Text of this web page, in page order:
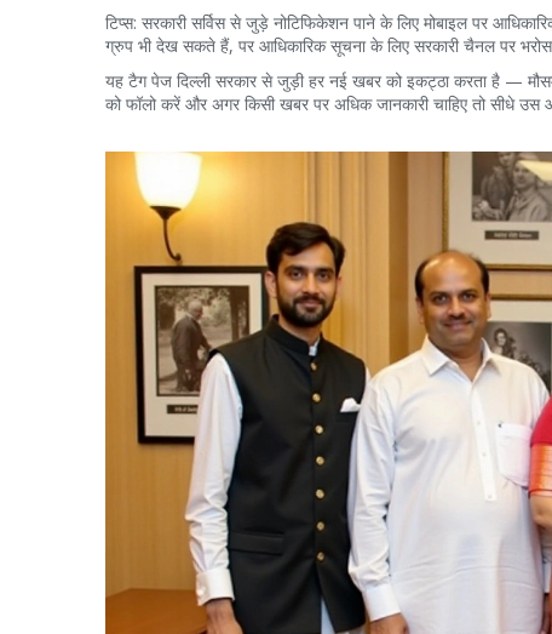
टिप्स: सरकारी सर्विस से जुड़े नोटिफिकेशन पाने के लिए मोबाइल पर
ग्रुप भी देख सकते हैं, पर आधिकारिक सूचना के लिए सरकारी चैनल पर
यह टैग पेज दिल्ली सरकार से जुड़ी हर नई खबर को इकट्ठा करता है —
को फॉलो करें और अगर किसी खबर पर अधिक जानकारी चाहिए तो सीधे उस